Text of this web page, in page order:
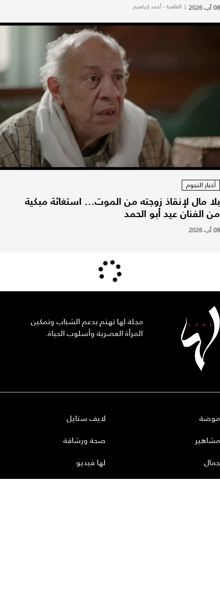
08 آب 2026 | القاهرة - أحمد إبراهيم
أخبار النجوم
بلا مال لإنقاذ زوجته من الموت... استغاثة مبكية
من الفنان عيد أبو الحمد
08 آب 2026
مجلة لها تهتم بدعم الشباب وتمكين
المرأة العصرية وأسلوب الحياة.
موضة
مشاهير
جمال
لايف ستايل
صحة ورشاقة
لها فيديو